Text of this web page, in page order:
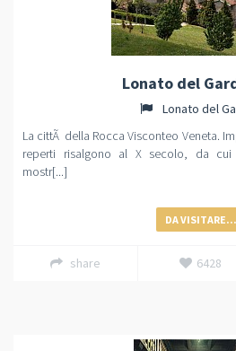
Lonato del
Lonato del
La cittÃ della Rocca Visconteo Veneta.
reperti risalgono al X secolo, da cui
mostr[...]
DA VISITARE...
share 6428